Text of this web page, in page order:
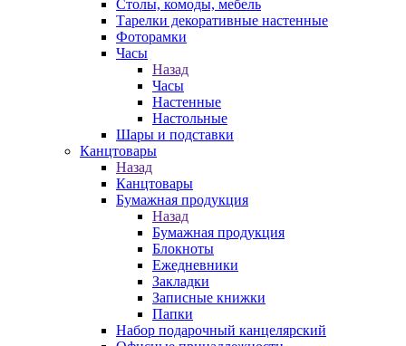
Столы, комоды, мебель
Тарелки декоративные настенные
Фоторамки
Часы
Назад
Часы
Настенные
Настольные
Шары и подставки
Канцтовары
Назад
Канцтовары
Бумажная продукция
Назад
Бумажная продукция
Блокноты
Ежедневники
Закладки
Записные книжки
Папки
Набор подарочный канцелярский